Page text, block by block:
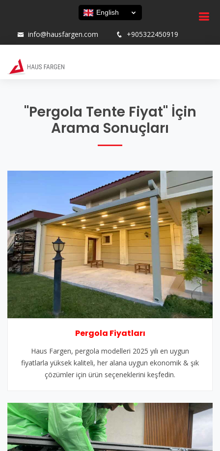
English
info@hausfargen.com +905322450919
"Pergola Tente Fiyat" İçin
Arama Sonuçları
Pergola Fiyatları
Haus Fargen, pergola modelleri 2025 yılı en uygun
fiyatlarla yüksek kaliteli, her alana uygun ekonomik & şık
çözümler için ürün seçeneklerini keşfedin.